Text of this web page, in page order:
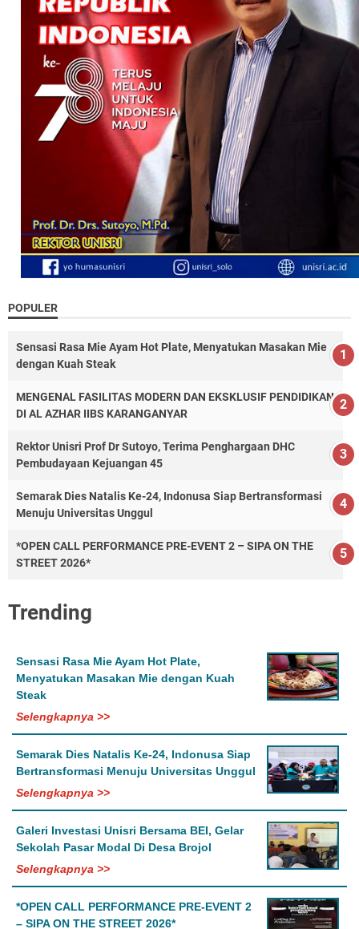
POPULER
Sensasi Rasa Mie Ayam Hot Plate, Menyatukan Masakan Mie
dengan Kuah Steak
MENGENAL FASILITAS MODERN DAN EKSKLUSIF PENDIDIKAN
DI AL AZHAR IIBS KARANGANYAR
Rektor Unisri Prof Dr Sutoyo, Terima Penghargaan DHC
Pembudayaan Kejuangan 45
Semarak Dies Natalis Ke-24, Indonusa Siap Bertransformasi
Menuju Universitas Unggul
*OPEN CALL PERFORMANCE PRE-EVENT 2 – SIPA ON THE
STREET 2026*
Trending
Sensasi Rasa Mie Ayam Hot Plate,
Menyatukan Masakan Mie dengan Kuah
Steak
Selengkapnya >>
Semarak Dies Natalis Ke-24, Indonusa Siap
Bertransformasi Menuju Universitas Unggul
Selengkapnya >>
Galeri Investasi Unisri Bersama BEI, Gelar
Sekolah Pasar Modal Di Desa Brojol
Selengkapnya >>
*OPEN CALL PERFORMANCE PRE-EVENT 2
– SIPA ON THE STREET 2026*